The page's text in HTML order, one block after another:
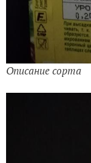
Описание сорта